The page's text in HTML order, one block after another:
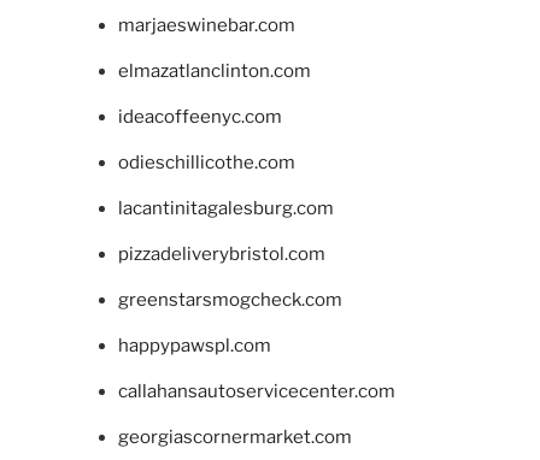
marjaeswinebar.com
elmazatlanclinton.com
ideacoffeenyc.com
odieschillicothe.com
lacantinitagalesburg.com
pizzadeliverybristol.com
greenstarsmogcheck.com
happypawspl.com
callahansautoservicecenter.com
georgiascornermarket.com